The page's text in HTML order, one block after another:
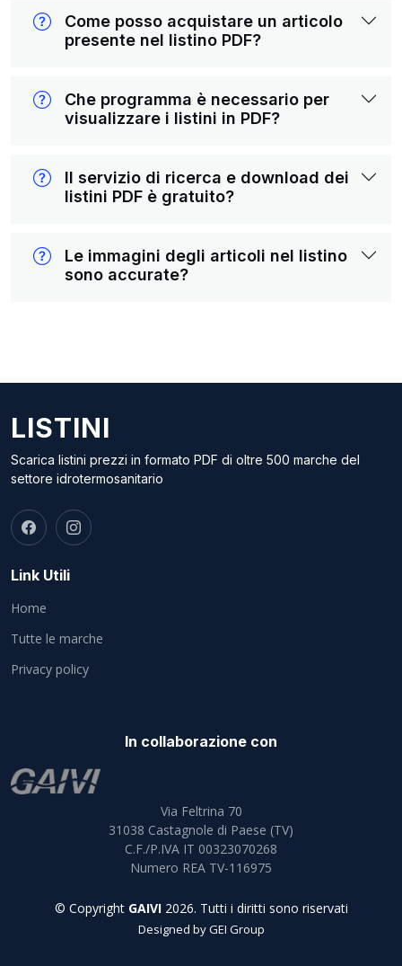
Come posso acquistare un articolo
presente nel listino PDF?
Che programma è necessario per
visualizzare i listini in PDF?
Il servizio di ricerca e download dei
listini PDF è gratuito?
Le immagini degli articoli nel listino
sono accurate?
LISTINI
Scarica listini prezzi in formato PDF di oltre 500 marche del
settore idrotermosanitario
Link Utili
Home
Tutte le marche
Privacy policy
In collaborazione con
Via Feltrina 70
31038 Castagnole di Paese (TV)
C.F./P.IVA IT 00323070268
Numero REA TV-116975
© Copyright GAIVI2026. Tutti i diritti sono riservati
Designed byGEI Group